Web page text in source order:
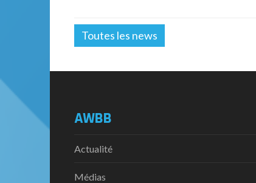
Toutes les news
AWBB
Actualité
Médias